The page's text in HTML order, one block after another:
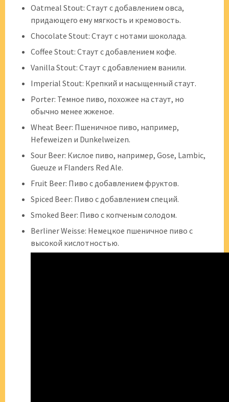
Oatmeal Stout: Стаут с добавлением овса,
придающего ему мягкость и кремовость.
Chocolate Stout: Стаут с нотами шоколада.
Coffee Stout: Стаут с добавлением кофе.
Vanilla Stout: Стаут с добавлением ванили.
Imperial Stout: Крепкий и насыщенный стаут.
Porter: Темное пиво, похожее на стаут, но
обычно менее жженое.
Wheat Beer: Пшеничное пиво, например,
Hefeweizen и Dunkelweizen.
Sour Beer: Кислое пиво, например, Gose, Lambic,
Gueuze и Flanders Red Ale.
Fruit Beer: Пиво с добавлением фруктов.
Spiced Beer: Пиво с добавлением специй.
Smoked Beer: Пиво с копченым солодом.
Berliner Weisse: Немецкое пшеничное пиво с
высокой кислотностью.